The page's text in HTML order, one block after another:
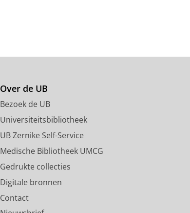
Over de UB
Bezoek de UB
Universiteitsbibliotheek
UB Zernike Self-Service
Medische Bibliotheek UMCG
Gedrukte collecties
Digitale bronnen
Contact